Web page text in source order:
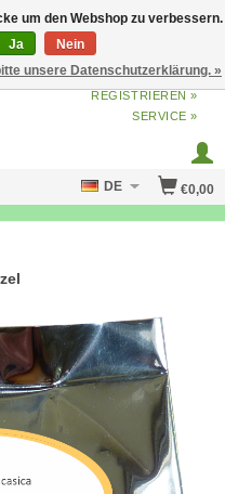
ANMELDENODERJETZT
REGISTRIEREN »
SERVICE »
€0,00
DE
um den Webshop zu verbessern.
Ja
Nein
unsere Datenschutzerklärung. »